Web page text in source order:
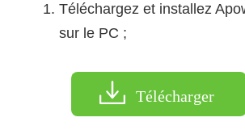
Téléchargez et installez
sur le PC ;
Télécharger